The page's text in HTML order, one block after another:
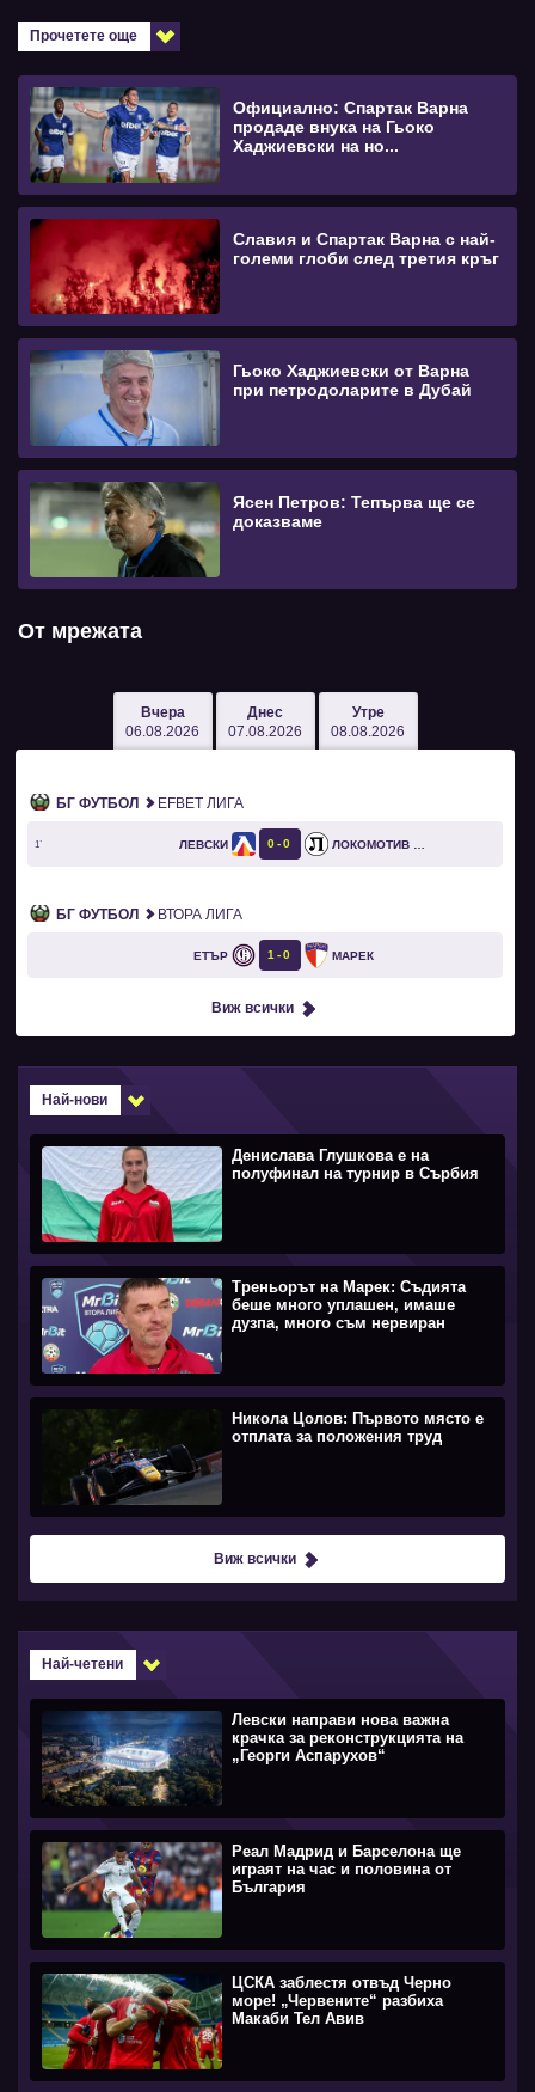
Прочетете още
Официално: Спартак Варна
продаде внука на Гьоко
Хаджиевски на но...
Славия и Спартак Варна с най-
големи глоби след третия кръг
Гьоко Хаджиевски от Варна
при петродоларите в Дубай
Ясен Петров: Тепърва ще се
доказваме
От мрежата
Вчера
06.08.2026
Днес
07.08.2026
Утре
08.08.2026
БГ ФУТБОЛ EFBET ЛИГА
1` ЛЕВСКИ 0 0
БГ ФУТБОЛ ВТОРА ЛИГА
ЕТЪР 1 0 МАРЕК
Виж всички
Най-нови
Денислава Глушкова е на
полуфинал на турнир в Сърбия
Треньорът на Марек: Съдията
беше много уплашен, имаше
дузпа, много съм нервиран
Никола Цолов: Първото място е
отплата за положения труд
Виж всички
Най-четени
Левски направи нова важна
крачка за реконструкцията на
„Георги Аспарухов“
Реал Мадрид и Барселона ще
играят на час и половина от
България
ЦСКА заблестя отвъд Черно
море! „Червените“ разбиха
Макаби Тел Авив